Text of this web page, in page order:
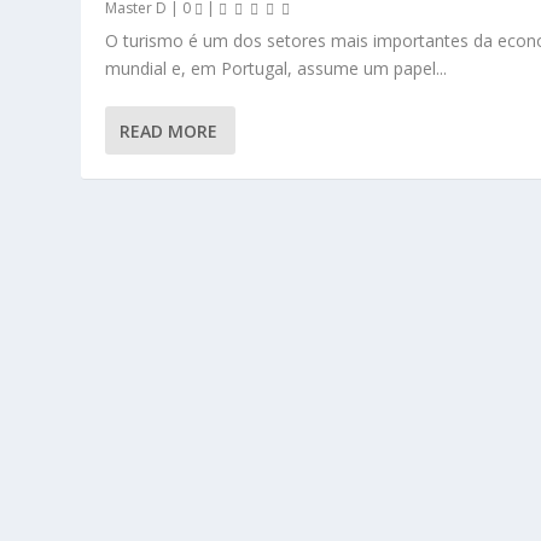
Master D | 0 |
O turismo é um dos setores mais importantes da
mundial e, em Portugal, assume um papel...
READ MORE